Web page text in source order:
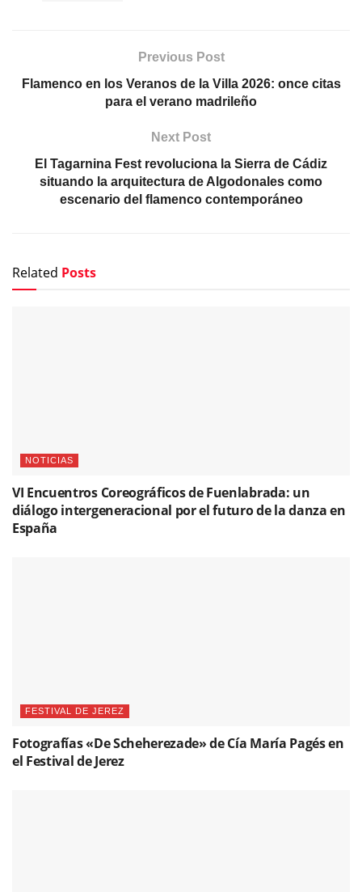
Previous Post
Flamenco en los Veranos de la Villa 2026: once citas
para el verano madrileño
Next Post
El Tagarnina Fest revoluciona la Sierra de Cádiz
situando la arquitectura de Algodonales como
escenario del flamenco contemporáneo
Related Posts
NOTICIAS
VI Encuentros Coreográficos de Fuenlabrada: un
diálogo intergeneracional por el futuro de la danza en
España
FESTIVAL DE JEREZ
Fotografías «De Scheherezade» de Cía María Pagés en
el Festival de Jerez